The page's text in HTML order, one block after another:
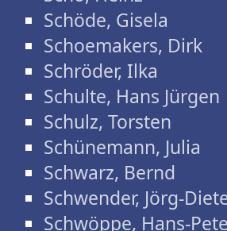
Schöde, Gisela
Schoemakers, Dirk
Schröder, Ilka
Schulte, Hans Jürgen
Schulz, Torsten
Schünemann, Julia
Schwarz, Bernd
Schwender, Jörg-
Schwöppe, Hans-